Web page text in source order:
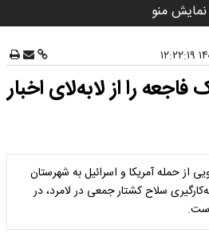
نمایش منو
را از لابه‌لای اخبار
از حمله آمریکا و اسرائیل به شهرستان
سلاح کشتار جمعی در لامرد، در